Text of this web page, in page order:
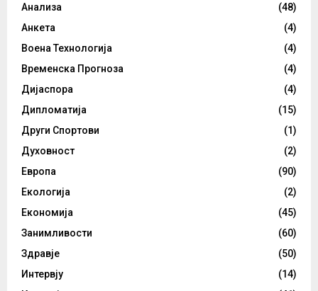
Анализа
(48)
Анкета
(4)
Воена Технологија
(4)
Временска Прогноза
(4)
Дијаспора
(4)
Дипломатија
(15)
Други Спортови
(1)
Духовност
(2)
Европа
(90)
Екологија
(2)
Економија
(45)
Занимливости
(60)
Здравје
(50)
Интервју
(14)